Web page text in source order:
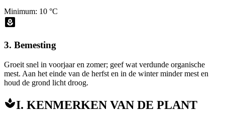
Minimum: 10 °C
3. Bemesting
Groeit snel in voorjaar en zomer; geef wat verdunde organische
mest. Aan het einde van de herfst en in de winter minder mest en
houd de grond licht droog.
I. KENMERKEN VAN DE PLANT